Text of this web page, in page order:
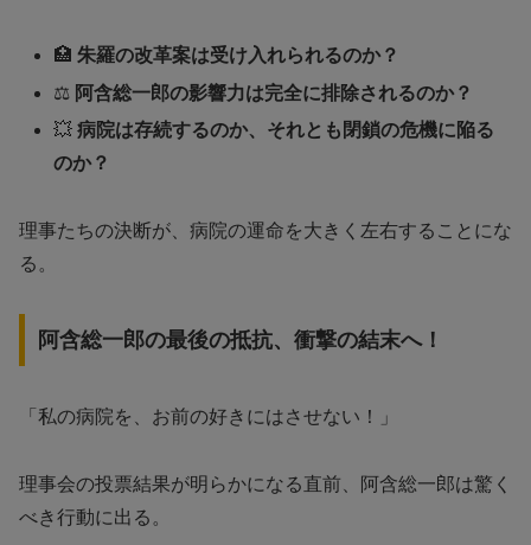
🏥朱羅の改革案は受け入れられるのか？
⚖️ 阿含総一郎の影響力は完全に排除されるのか？
💥病院は存続するのか、それとも閉鎖の危機に陥る
のか？
理事たちの決断が、病院の運命を大きく左右することにな
る。
阿含総一郎の最後の抵抗、衝撃の結末へ！
「私の病院を、お前の好きにはさせない！」
理事会の投票結果が明らかになる直前、阿含総一郎は驚く
べき行動に出る。